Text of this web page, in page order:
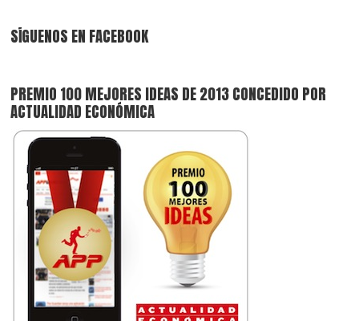
SÍGUENOS EN FACEBOOK
PREMIO 100 MEJORES IDEAS DE 2013 CONCEDIDO POR
ACTUALIDAD ECONÓMICA